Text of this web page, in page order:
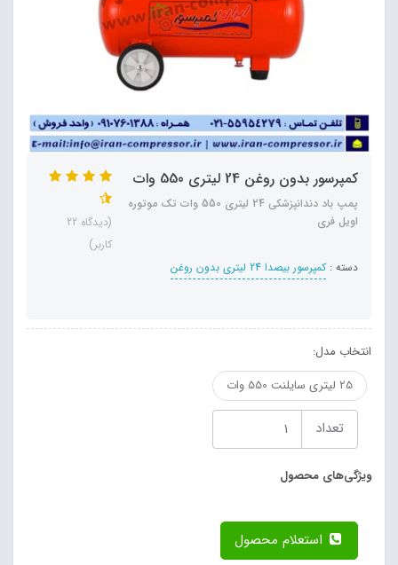
کمپرسور بدون روغن 24 لیتری 550 وات
پمپ باد دندانپزشکی 24 لیتری 550 وات تک موتوره
اویل فری
دسته :کمپرسور بیصدا 24 لیتری بدون روغن
(دیدگاه 22
کاربر)
انتخاب مدل:
25 لیتری سایلنت 550 وات
تعداد
ویژگی‌های محصول